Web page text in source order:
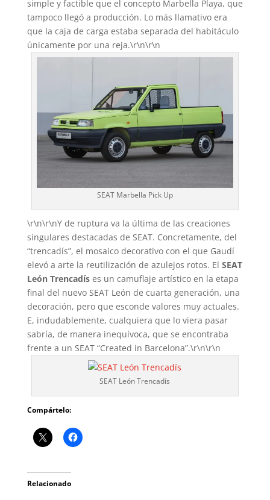
simple y factible que el concepto Marbella Playa, que
tampoco llegó a producción. Lo más llamativo era
que la caja de carga estaba separada del habitáculo
únicamente por una reja.\r\n\r\n
SEAT Marbella Pick Up
\r\n\r\nY de ruptura va la última de las creaciones
singulares destacadas de SEAT. Concretamente, del
“trencadís”, el mosaico decorativo con el que Gaudí
elevó a arte la reutilización de azulejos rotos. El SEAT
León Trencadíses un camuflaje artístico en la etapa
final del nuevo SEAT León de cuarta generación, una
decoración, pero que esconde valores muy actuales.
E, indudablemente, cualquiera que lo viera pasar
sabría, de manera inequívoca, que se encontraba
frente a un SEAT “Created in Barcelona”.\r\n\r\n
SEAT León Trencadís
Compártelo:
Relacionado